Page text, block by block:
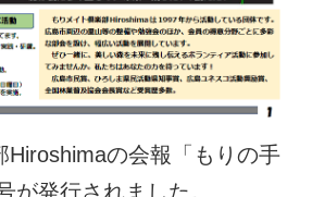
Hiroshimaの会報「もりの手
が発行されました。